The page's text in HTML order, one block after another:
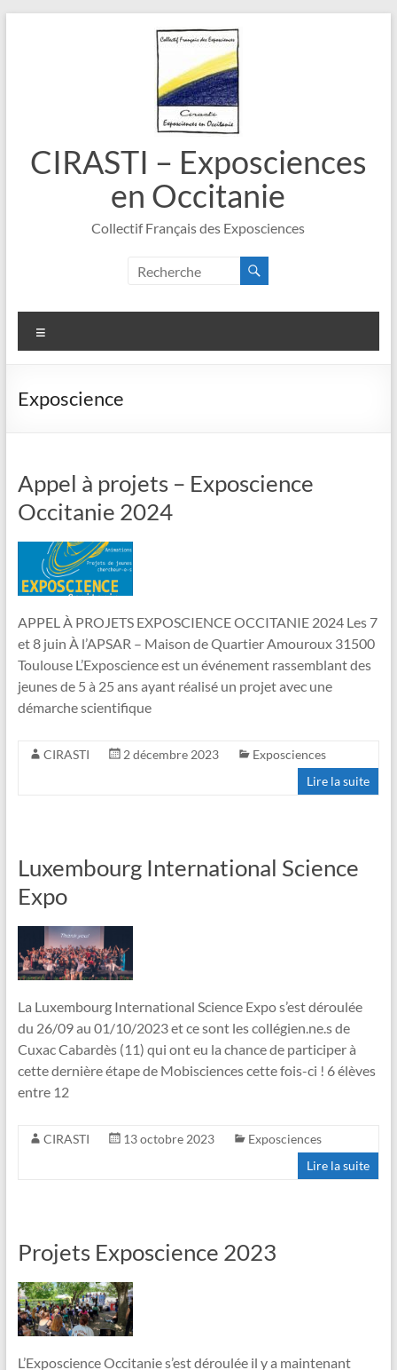
CIRASTI – Exposciences
en Occitanie
Collectif Français des Exposciences
Exposcience
Appel à projets – Exposcience
Occitanie 2024
APPEL À PROJETS EXPOSCIENCE OCCITANIE 2024 Les 7
et 8 juin À l’APSAR – Maison de Quartier Amouroux 31500
Toulouse L’Exposcience est un événement rassemblant des
jeunes de 5 à 25 ans ayant réalisé un projet avec une
démarche scientifique
CIRASTI 2 décembre 2023
Exposciences
Lire la suite
Luxembourg International Science
Expo
La Luxembourg International Science Expo s’est déroulée
du 26/09 au 01/10/2023 et ce sont les collégien.ne.s de
Cuxac Cabardès (11) qui ont eu la chance de participer à
cette dernière étape de Mobisciences cette fois-ci ! 6 élèves
entre 12
CIRASTI 13 octobre 2023
Exposciences
Lire la suite
Projets Exposcience 2023
L’Exposcience Occitanie s’est déroulée il y a maintenant